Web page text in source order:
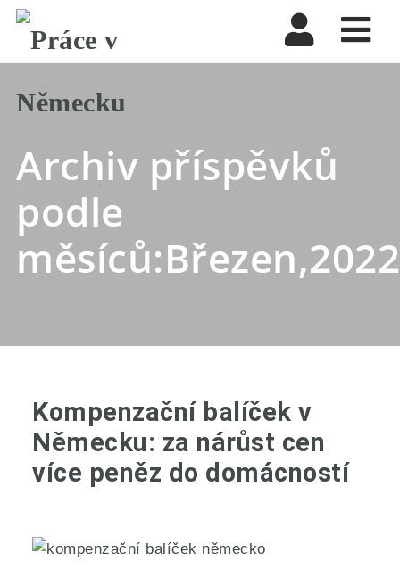
Archiv příspěvků
podle
měsíců:Březen,2022
Kompenzační balíček v
Německu: za nárůst cen
více peněz do domácností